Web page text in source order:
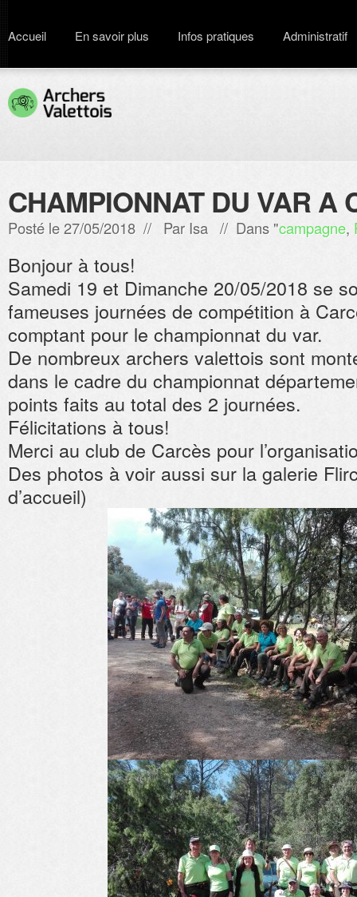
Accueil En savoir plus Infos pratiques Administratif
CHAMPIONNAT DU VAR A
Posté le 27/05/2018 // Par Isa // Dans "campagne,
Bonjour à tous!
Samedi 19 et Dimanche 20/05/2018 se
fameuses journées de compétition à
comptant pour le championnat du var.
De nombreux archers valettois sont
dans le cadre du championnat
points faits au total des 2 journées.
Félicitations à tous!
Merci au club de Carcès pour
Des photos à voir aussi sur la galerie
d’accueil)